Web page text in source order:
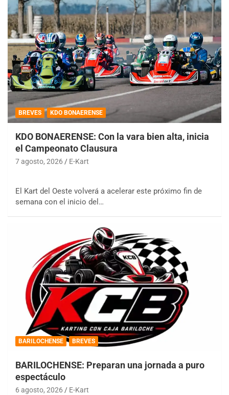
BREVES KDO BONAERENSE
KDO BONAERENSE: Con la vara bien alta, inicia
el Campeonato Clausura
7 agosto, 2026 E-Kart
El Kart del Oeste volverá a acelerar este próximo fin de
semana con el inicio del…
BARILOCHENSE BREVES
BARILOCHENSE: Preparan una jornada a puro
espectáculo
6 agosto, 2026 E-Kart